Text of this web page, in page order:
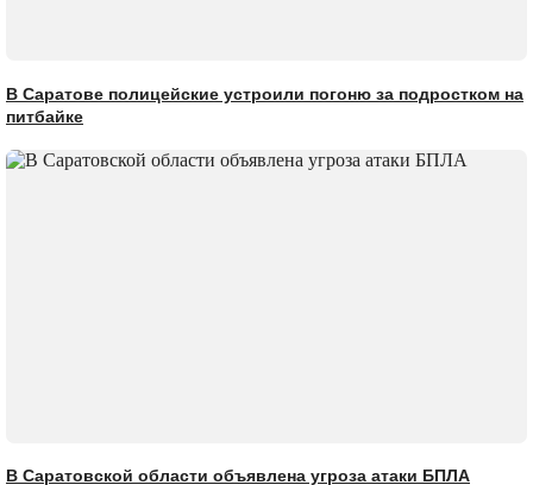
В Саратове полицейские устроили погоню за подростком на
питбайке
В Саратовской области объявлена угроза атаки БПЛА